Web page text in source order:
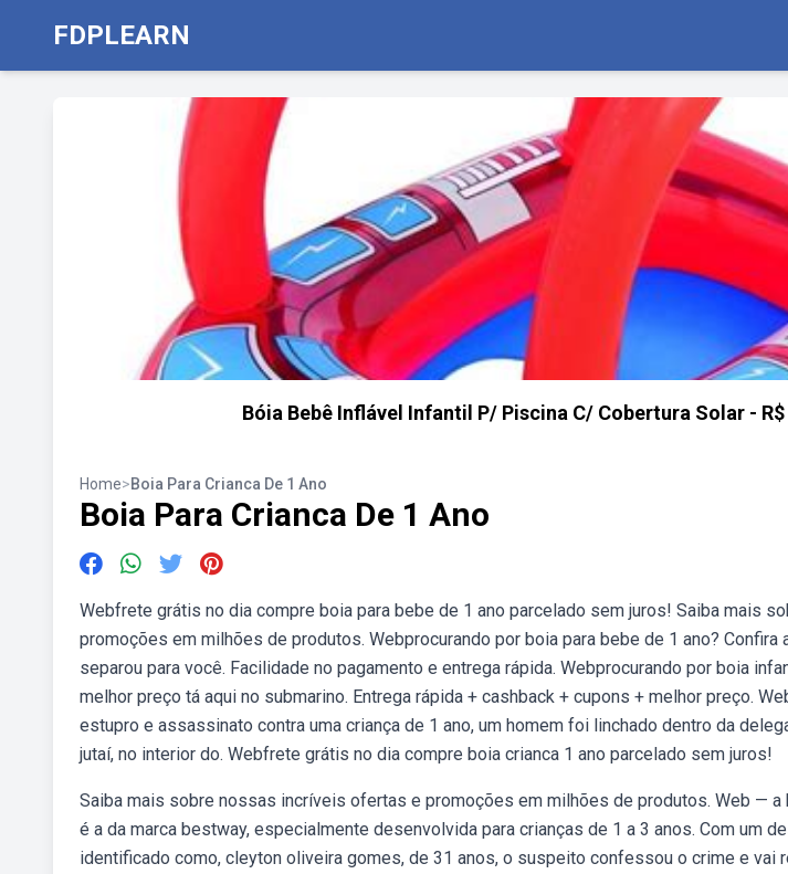
FDPLEARN
Bóia Bebê Inflável Infantil P/ Piscina C/ Cobertura Solar - R$
Home>Boia Para Crianca De 1 Ano
Boia Para Crianca De 1 Ano
Webfrete grátis no dia compre boia para bebe de 1 ano parcelado sem juros! Saiba mais
promoções em milhões de produtos. Webprocurando por boia para bebe de 1 ano? Confira
separou para você. Facilidade no pagamento e entrega rápida. Webprocurando por boia
melhor preço tá aqui no submarino. Entrega rápida + cashback + cupons + melhor preço.
estupro e assassinato contra uma criança de 1 ano, um homem foi linchado dentro da
jutaí, no interior do. Webfrete grátis no dia compre boia crianca 1 ano parcelado sem juros!
Saiba mais sobre nossas incríveis ofertas e promoções em milhões de produtos. Web — a
é a da marca bestway, especialmente desenvolvida para crianças de 1 a 3 anos. Com um
identificado como, cleyton oliveira gomes, de 31 anos, o suspeito confessou o crime e vai